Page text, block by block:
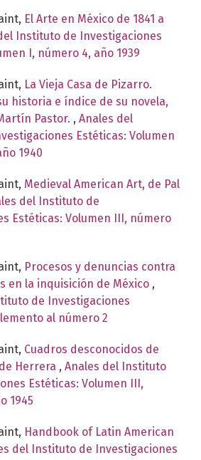
El Arte en México de 1841 a
Instituto de Investigaciones
I, número 4, año 1939
La Vieja Casa de Pizarro.
historia e índice de su novela,
Pastor. , Anales del
Estéticas: Volumen
1940
Medieval American Art, de Pal
del Instituto de
Estéticas: Volumen III, número
Procesos y denuncias contra
en la inquisición de México ,
de Investigaciones
al número 2
Cuadros desconocidos de
Herrera , Anales del Instituto
Estéticas: Volumen III,
1945
Handbook of Latin American
del Instituto de Investigaciones